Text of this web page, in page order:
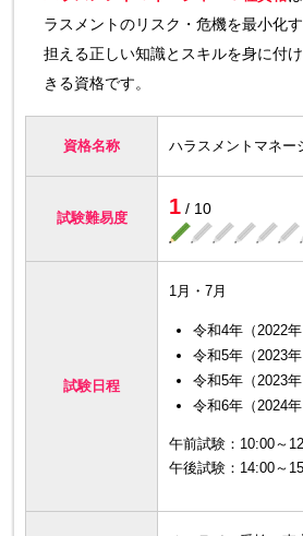
ラスメントのリスク・危機を最小化
担える正しい知識とスキルを身に付
きる資格です。
資格名称 ハラスメントマネ
試験難易度 1 / 10
試験日程
1月・7月
令和4年（2022
令和5年（2023
令和5年（2023
令和6年（2024
午前試験：10:00～
午後試験：14:00～